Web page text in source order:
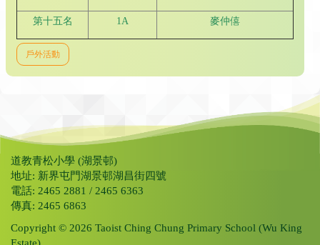
第十五名 1A 麥仲僖
戶外活動
道教青松小學 (湖景邨)
地址: 新界屯門湖景邨湖昌街四號
電話: 2465 2881 / 2465 6363
傳真: 2465 6863
Copyright © 2026 Taoist Ching Chung Primary School (Wu King